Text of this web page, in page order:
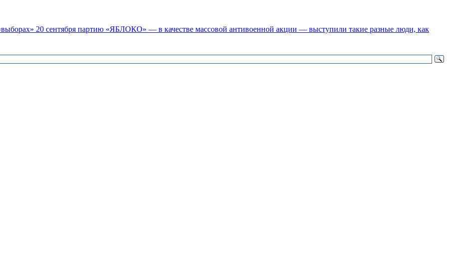
20 сентября партию «ЯБЛОКО» — в качестве массовой антивоенной акции — выступили такие разные люди, как